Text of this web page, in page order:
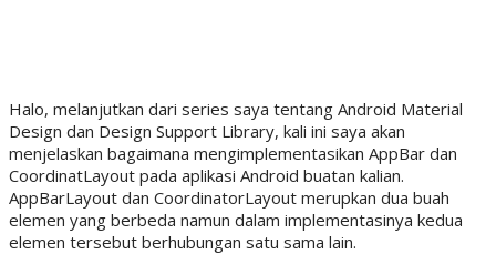
Halo, melanjutkan dari series saya tentang Android Material
Design dan Design Support Library, kali ini saya akan
menjelaskan bagaimana mengimplementasikan AppBar dan
CoordinatLayout pada aplikasi Android buatan kalian.
AppBarLayout dan CoordinatorLayout merupkan dua buah
elemen yang berbeda namun dalam implementasinya kedua
elemen tersebut berhubungan satu sama lain.